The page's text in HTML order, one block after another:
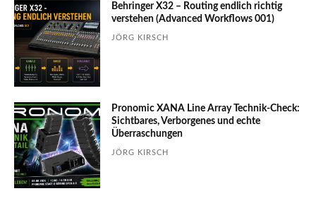
Behringer X32 – Routing endlich richtig
verstehen (Advanced Workflows 001)
JÖRG KIRSCH
Pronomic XANA Line Array Technik-Check:
Sichtbares, Verborgenes und echte
Überraschungen
JÖRG KIRSCH